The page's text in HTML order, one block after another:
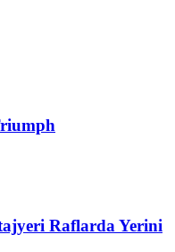
Raflarda Yerini